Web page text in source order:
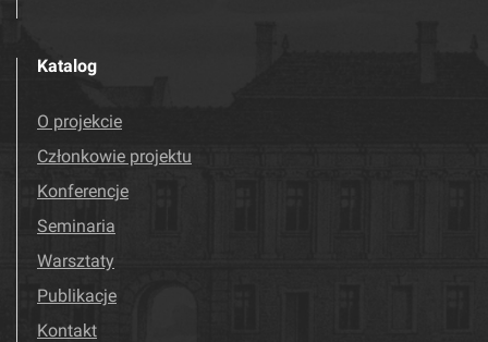
Katalog
O projekcie
Członkowie projektu
Konferencje
Seminaria
Warsztaty
Publikacje
Kontakt